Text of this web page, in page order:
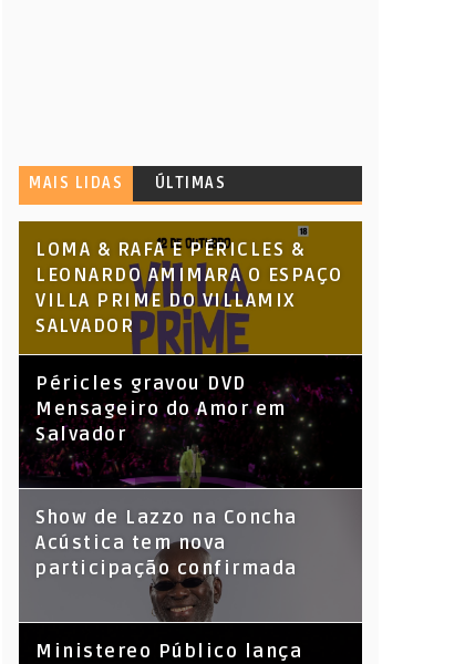
MAIS LIDAS ÚLTIMAS
LOMA & RAFA E PÉRICLES &
LEONARDO AMIMARA O ESPAÇO
VILLA PRIME DO VILLAMIX
SALVADOR
Péricles gravou DVD
Mensageiro do Amor em
Salvador
Show de Lazzo na Concha
Acústica tem nova
participação confirmada
​Ministereo Público lança